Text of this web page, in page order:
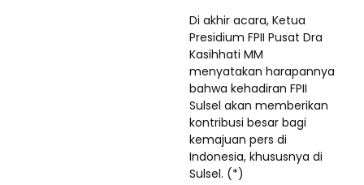
Di akhir acara, Ketua
Presidium FPII Pusat Dra
Kasihhati MM
menyatakan harapannya
bahwa kehadiran FPII
Sulsel akan memberikan
kontribusi besar bagi
kemajuan pers di
Indonesia, khususnya di
Sulsel. (*)